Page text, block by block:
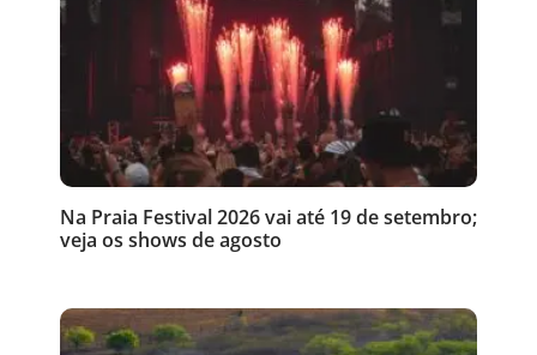
Na Praia Festival 2026 vai até 19 de setembro;
veja os shows de agosto